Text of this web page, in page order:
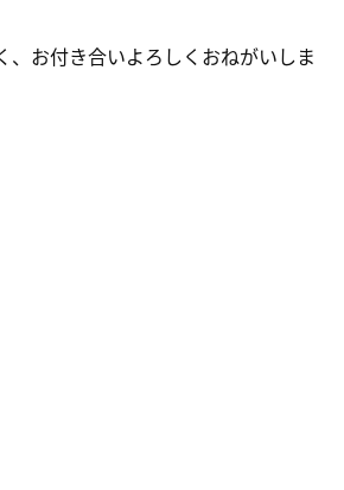
、お付き合いよろしくおねがいしま